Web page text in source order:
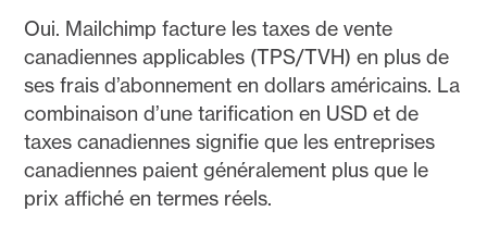
Oui. Mailchimp facture les taxes de vente
canadiennes applicables (TPS/TVH) en plus de
ses frais d’abonnement en dollars américains. La
combinaison d’une tarification en USD et de
taxes canadiennes signifie que les entreprises
canadiennes paient généralement plus que le
prix affiché en termes réels.